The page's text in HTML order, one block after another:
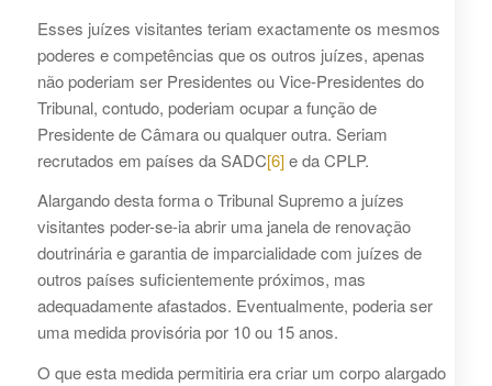
Esses juízes visitantes teriam exactamente os mesmos
poderes e competências que os outros juízes, apenas
não poderiam ser Presidentes ou Vice-Presidentes do
Tribunal, contudo, poderiam ocupar a função de
Presidente de Câmara ou qualquer outra. Seriam
recrutados em países da SADC[6]e da CPLP.
Alargando desta forma o Tribunal Supremo a juízes
visitantes poder-se-ia abrir uma janela de renovação
doutrinária e garantia de imparcialidade com juízes de
outros países suficientemente próximos, mas
adequadamente afastados. Eventualmente, poderia ser
uma medida provisória por 10 ou 15 anos.
O que esta medida permitiria era criar um corpo alargado